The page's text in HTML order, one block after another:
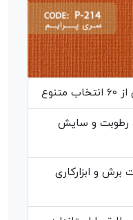
رطوبت و سایش
و ابزارکاری